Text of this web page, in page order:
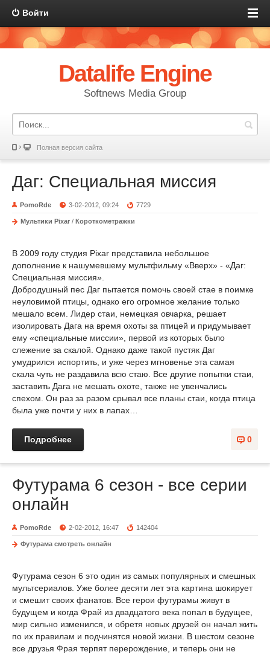
Войти
Datalife Engine
Softnews Media Group
Полная версия сайта
Даг: Специальная миссия
PomoRde 3-02-2012, 09:24 7729
Мультики Pixar / Короткометражки
В 2009 году студия Pixar представила небольшое
дополнение к нашумевшему мультфильму «Вверх» - «Даг:
Специальная миссия».
Добродушный пес Даг пытается помочь своей стае в поимке
неуловимой птицы, однако его огромное желание только
мешало всем. Лидер стаи, немецкая овчарка, решает
изолировать Дага на время охоты за птицей и придумывает
ему «специальные миссии», первой из которых было
слежение за скалой. Однако даже такой пустяк Даг
умудрился испортить, и уже через мгновенье эта самая
скала чуть не раздавила всю стаю. Все другие попытки стаи,
заставить Дага не мешать охоте, также не увенчались
спехом. Он раз за разом срывал все планы стаи, когда птица
была уже почти у них в лапах…
0
Подробнее
Футурама 6 сезон - все серии
онлайн
PomoRde 2-02-2012, 16:47 142404
Футурама смотреть онлайн
Футурама сезон 6 это один из самых популярных и смешных
мультсериалов. Уже более десяти лет эта картина шокирует
и смешит своих фанатов. Все герои футурамы живут в
будущем и когда Фрай из двадцатого века попал в будущее,
мир сильно изменился, и обретя новых друзей он начал жить
по их правилам и подчинятся новой жизни. В шестом сезоне
все друзья Фрая терпят перерождение, и теперь они не